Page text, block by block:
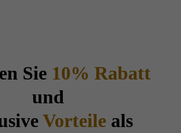
Sie 10% Rabatt
und
Vorteileals